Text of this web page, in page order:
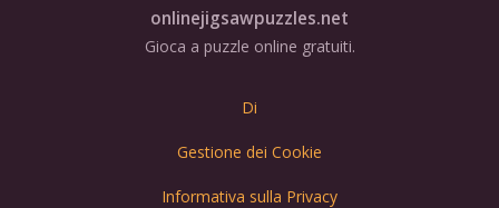
onlinejigsawpuzzles.net
Gioca a puzzle online gratuiti.
Di
Gestione dei Cookie
Informativa sulla Privacy